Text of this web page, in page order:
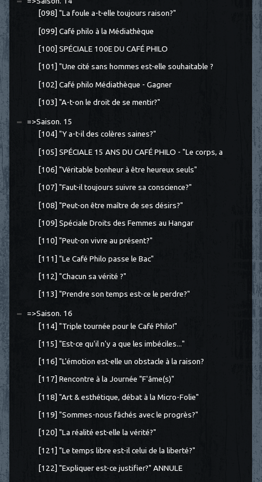
[098] "La foule a-t-elle toujours raison?"
[099] Café philo à la Médiathèque
[100] SPÉCIALE 100E DU CAFÉ PHILO
[101] "Une cité sans hommes est-elle souhaitable ?
[102] Café philo Médiathèque - Gagner
[103] "A-t-on le droit de se mentir?"
=>Saison. 15
[104] "Y a-t-il des colères saines?"
[105] SPÉCIALE 15 ANS DU CAFÉ PHILO - "Le corps, a
[106] "Véritable bonheur à être heureux seuls"
[107] "Faut-il toujours suivre sa conscience?"
[108] "Peut-on être maître de ses désirs?"
[109] Spéciale Droits des Femmes au Hangar
[110] "Peut-on vivre au présent?"
[111] "Le Café Philo passe le Bac"
[112] "Chacun sa vérité ?"
[113] "Prendre son temps est-ce le perdre?"
=>Saison. 16
[114] "Triple tournée pour le Café Philo!"
[115] "Est-ce qu'il n'y a que les imbéciles..."
[116] "L'émotion est-elle un obstacle à la raison?
[117] Rencontre à la Journée "F'âme(s)"
[118] "Art & esthétique, débat à la Micro-Folie"
[119] "Sommes-nous fâchés avec le progrès?"
[120] "La réalité est-elle la vérité?"
[121] "Le temps libre est-il celui de la liberté?"
[122] "Expliquer est-ce justifier?" ANNULE